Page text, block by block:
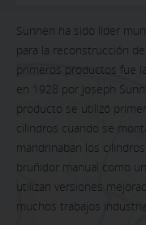
CONTACTO
Sunnen ha sido líder
para la reconstrucción
primeros productos fue
en 1928 por Joseph
producto se utilizó
cilindros cuando se
mandrinaban los
bruñidor manual como
utilizan versiones
muchos trabajos